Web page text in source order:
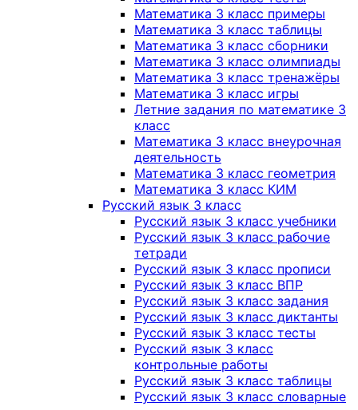
Математика 3 класс примеры
Математика 3 класс таблицы
Математика 3 класс сборники
Математика 3 класс олимпиады
Математика 3 класс тренажёры
Математика 3 класс игры
Летние задания по математике 3
класс
Математика 3 класс внеурочная
деятельность
Математика 3 класс геометрия
Математика 3 класс КИМ
Русский язык 3 класс
Русский язык 3 класс учебники
Русский язык 3 класс рабочие
тетради
Русский язык 3 класс прописи
Русский язык 3 класс ВПР
Русский язык 3 класс задания
Русский язык 3 класс диктанты
Русский язык 3 класс тесты
Русский язык 3 класс
контрольные работы
Русский язык 3 класс таблицы
Русский язык 3 класс словарные